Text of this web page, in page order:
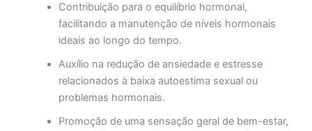
Contribuição para o equilíbrio hormonal,
facilitando a manutenção de níveis hormonais
ideais ao longo do tempo.
Auxílio na redução de ansiedade e estresse
relacionados à baixa autoestima sexual ou
problemas hormonais.
Promoção de uma sensação geral de bem-estar,